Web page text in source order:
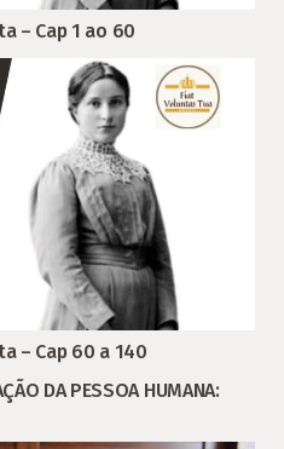
– Cap 1 ao 60
– Cap 60 a 140
DA PESSOA HUMANA: